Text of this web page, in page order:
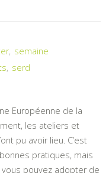
, semaine
, serd
Européenne de la
les ateliers et
pu avoir lieu. C’est
pratiques, mais
vous pouvez adopter de